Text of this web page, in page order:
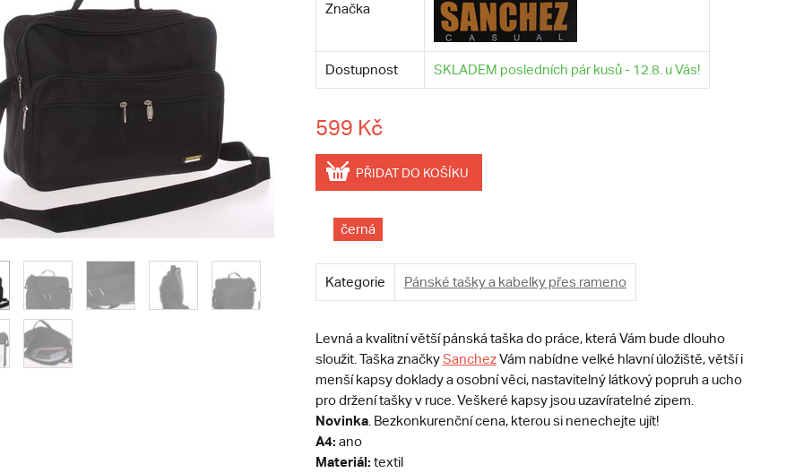
Značka
Dostupnost SKLADEM posledních pár kusů - 12.8. u Vás!
599 Kč
PŘIDAT DO KOŠÍKU
černá
Kategorie Pánské tašky a kabelky přes rameno
Levná a kvalitní větší pánská taška do práce, která Vám bude dlouho
sloužit. Taška značkySanchezVám nabídne velké hlavní úložiště, větší i
menší kapsy doklady a osobní věci, nastavitelný látkový popruh a ucho
pro držení tašky v ruce. Veškeré kapsy jsou uzavíratelné zipem.
Novinka. Bezkonkurenční cena, kterou si nenechejte ujít!
A4: ano
Materiál: textil